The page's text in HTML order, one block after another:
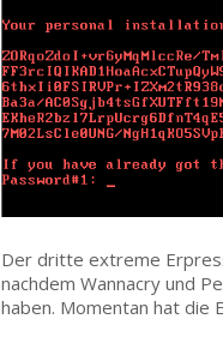
Der dritte extreme
nachdem Wannacry und
haben. Momentan hat